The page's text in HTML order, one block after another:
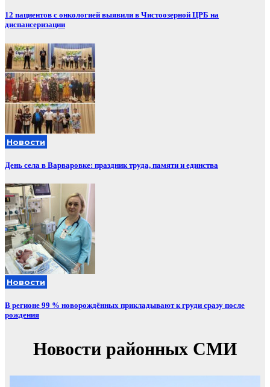
12 пациентов с онкологией выявили в Чистоозерной ЦРБ на
диспансеризации
Новости
День села в Варваровке: праздник труда, памяти и единства
Новости
В регионе 99 % новорождённых прикладывают к груди сразу после
рождения